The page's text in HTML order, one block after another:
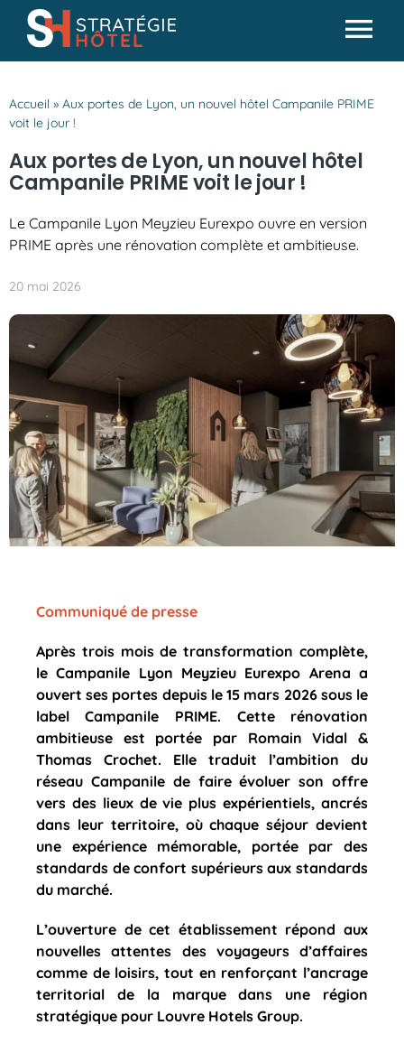
Passer
contenu
Analyses & conseils
Partenaires
Missions SH
Accueil » Aux portes de Lyon, un nouvel hôtel Campanile PRIME
voit le jour !
Aux portes de Lyon, un nouvel hôtel
Campanile PRIME voit le jour !
Le Campanile Lyon Meyzieu Eurexpo ouvre en version
PRIME après une rénovation complète et ambitieuse.
20 mai 2026
Communiqué de presse
Après trois mois de transformation complète,
le Campanile Lyon Meyzieu Eurexpo Arena a
ouvert ses portes depuis le 15 mars 2026 sous le
label Campanile PRIME. Cette rénovation
ambitieuse est portée par Romain Vidal &
Thomas Crochet. Elle traduit l’ambition du
réseau Campanile de faire évoluer son offre
vers des lieux de vie plus expérientiels, ancrés
dans leur territoire, où chaque séjour devient
une expérience mémorable, portée par des
standards de confort supérieurs aux standards
du marché.
L’ouverture de cet établissement répond aux
nouvelles attentes des voyageurs d’affaires
comme de loisirs, tout en renforçant l’ancrage
territorial de la marque dans une région
stratégique pour Louvre Hotels Group.